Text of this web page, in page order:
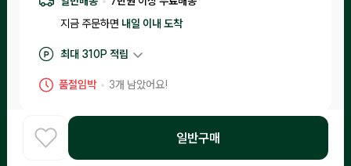
지금 주문하면 내일 이내 도착
최대 310P 적립
후기 작성 시 최대310P 적립
품절임박 3개 남았어요!
주토피아프레시 소비 보장제
홈
일반구매